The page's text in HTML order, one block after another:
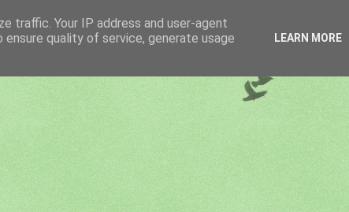
traffic. Your IP address and user-agent
quality of service, generate usage
LEARN MORE